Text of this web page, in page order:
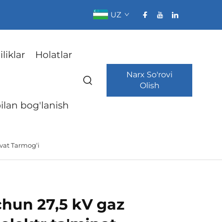
UZ
Holatlar
bog'lanish
Narx So'rovi
Olish
Tarmog‘i
27,5 kV gaz